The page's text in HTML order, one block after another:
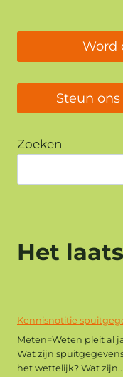
Word
Steun
Zoeken
Het
Kennisnotitie
Meten=Weten pleit al
Wat zijn
het wettelijk? Wat zijn...